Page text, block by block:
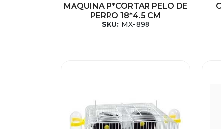
MAQUINA P*CORTAR PELO DE
PERRO 18*4.5 CM
SKU: MX-898